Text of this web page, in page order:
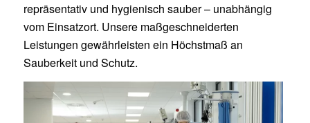
repräsentativ und hygienisch sauber – unabhängig
vom Einsatzort. Unsere maßgeschneiderten
Leistungen gewährleisten ein Höchstmaß an
Sauberkeit und Schutz.